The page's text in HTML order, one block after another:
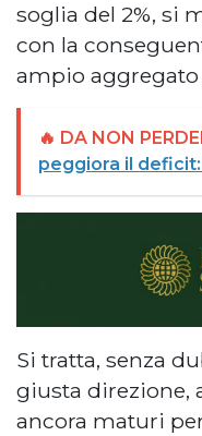
soglia del 2%, si
con la
ampio
🔥 DA NON
peggiora il
Si tratta, senza
giusta direzione,
ancora maturi